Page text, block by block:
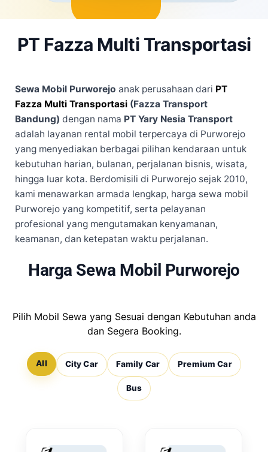
PT Fazza Multi Transportasi
Sewa Mobil Purworejo anak perusahaan dari PT
Fazza Multi Transportasi (Fazza Transport
Bandung) dengan nama PT Yary Nesia Transport
adalah layanan rental mobil terpercaya di Purworejo
yang menyediakan berbagai pilihan kendaraan untuk
kebutuhan harian, bulanan, perjalanan bisnis, wisata,
hingga luar kota. Berdomisili di Purworejo sejak 2010,
kami menawarkan armada lengkap, harga sewa mobil
Purworejo yang kompetitif, serta pelayanan
profesional yang mengutamakan kenyamanan,
keamanan, dan ketepatan waktu perjalanan.
Harga Sewa Mobil Purworejo
Pilih Mobil Sewa yang Sesuai dengan Kebutuhan anda
dan Segera Booking.
All City Car Family Car Premium Car
Bus